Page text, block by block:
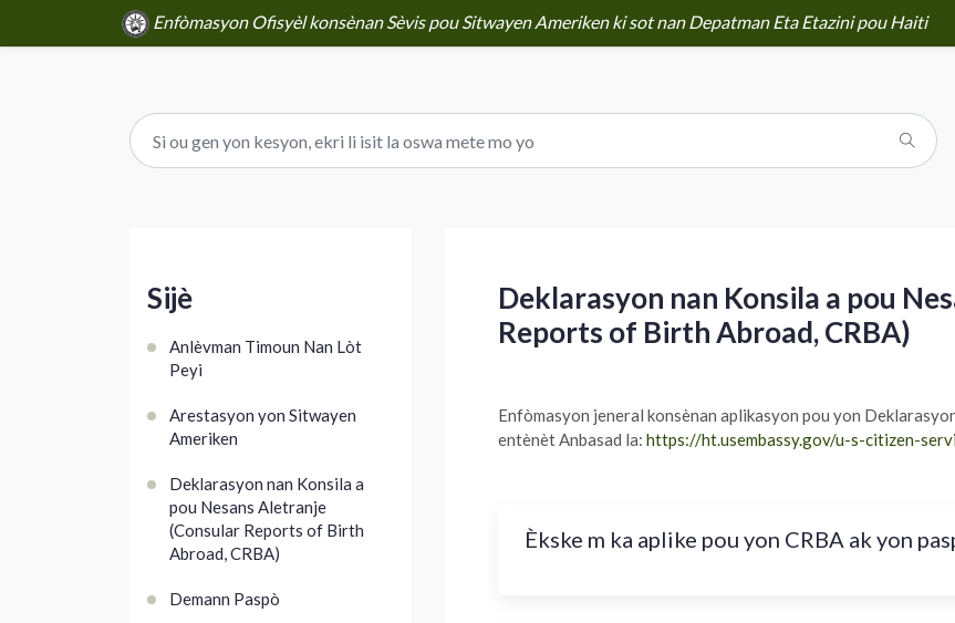
Enfòmasyon Ofisyèl konsènan Sèvis pou Sitwayen Ameriken ki sot nan Depatman Eta Etazini pou Haiti
Sijè
Anlèvman Timoun Nan Lòt
Peyi
Arestasyon yon Sitwayen
Ameriken
Deklarasyon nan Konsila a
pou Nesans Aletranje
(Consular Reports of Birth
Abroad, CRBA)
Demann Paspò
Deklarasyon nan Konsila a pou
Reports of Birth Abroad, CRBA)
Enfòmasyon jeneral konsènan aplikasyon pou yon
entènèt Anbasad la: https://ht.usembassy.gov/u-s-citizen-
Èkske m ka aplike pou yon CRBA ak yon